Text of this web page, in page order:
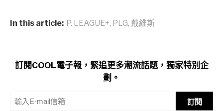
In this article: P. LEAGUE+, PLG, 戴維斯
訂閱COOL電子報，緊追更多潮流話題，獨家特別企
劃。
訂閱